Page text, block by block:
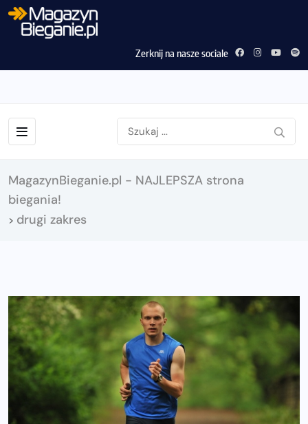
Zerknij na nasze sociale
MagazynBieganie.pl - NAJLEPSZA strona
biegania!
> drugi zakres